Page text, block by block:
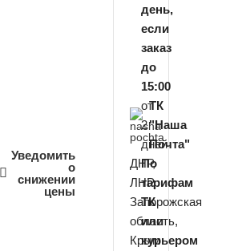
Уведомить
о
снижении
цены
день,
если
заказ
до
15:00
ТК
"Наша
Почта"
ДНР,
ЛНР,
Запорожская
область,
Крым
от
2
дней
По
тарифам
ТК
или
курьером